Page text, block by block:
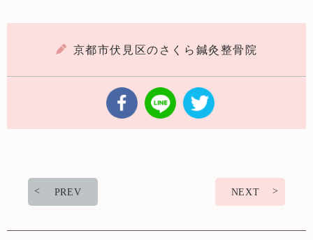
京都市伏見区のさくら鍼灸整骨院
PREV NEXT